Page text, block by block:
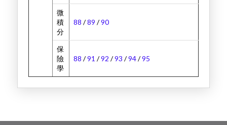
微
積
分
88 /89 /90
保
險
學
88 /91 /92 /93 /94/95